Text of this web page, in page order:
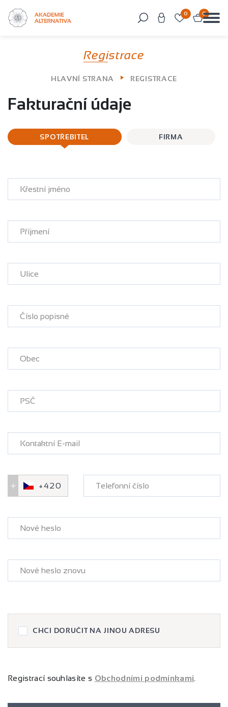
0 0
Registrace
HLAVNÍ STRANA REGISTRACE
Fakturační údaje
SPOTŘEBITEL FIRMA
Křestní jméno
Příjmení
Ulice
Číslo popisné
Obec
PSČ
Kontaktní E-mail
+420 Telefonní číslo
Nové heslo
Nové heslo znovu
CHCI DORUČIT NA JINOU ADRESU
Registrací souhlasíte s Obchodními podmínkami.